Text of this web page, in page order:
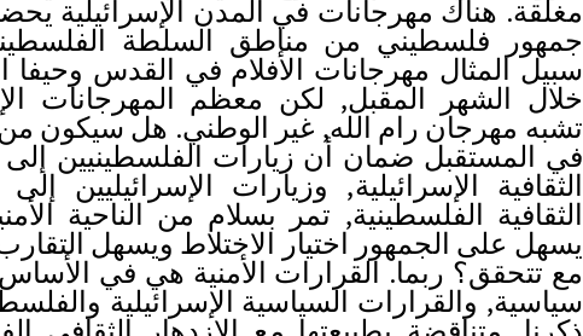
مغلقة. هناك مهرجانات في المدن الإسرائيلية
جمهور فلسطيني من مناطق السلطة
سبيل المثال مهرجانات الأفلام في القدس وحيفا
خلال الشهر المقبل, لكن معظم المهرجانات
تشبه مهرجان رام الله, غير الوطني. هل سيكون
في المستقبل ضمان أن زيارات الفلسطينيين إلى
الثقافية الإسرائيلية, وزيارات الإسرائيليين
الثقافية الفلسطينية, تمر بسلام من الناحية
يسهل على الجمهور اختيار الاختلاط ويسهل
مع تتحقق؟ ربما.القرارات الأمنية هي في
سياسية,والقرارات السياسية الإسرائيلية